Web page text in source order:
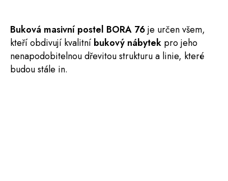
Buková masivní postel BORA 76je určen všem,
kteří obdivují kvalitní bukový nábytek pro jeho
nenapodobitelnou dřevitou strukturu a linie, které
budou stále in.